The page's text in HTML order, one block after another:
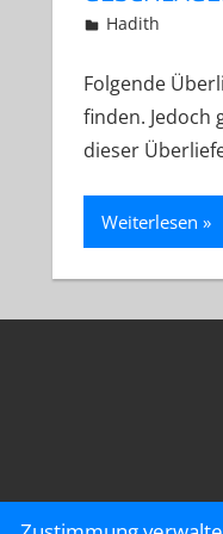
12. Januar 2013
Abu Yakin Al-
Hadith
Folgende
finden. Jedoch
dieser
Weiterlesen